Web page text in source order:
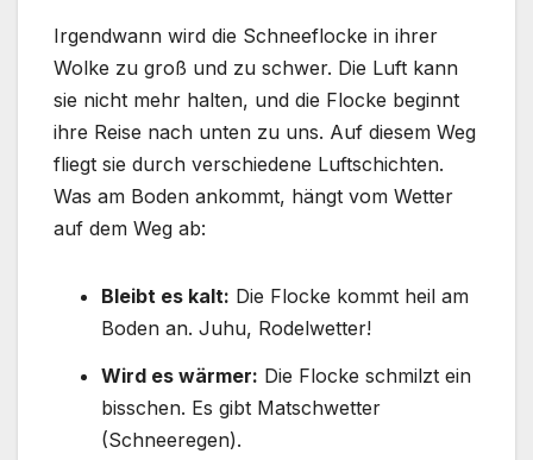
Irgendwann wird die Schneeflocke in ihrer
Wolke zu groß und zu schwer. Die Luft kann
sie nicht mehr halten, und die Flocke beginnt
ihre Reise nach unten zu uns. Auf diesem Weg
fliegt sie durch verschiedene Luftschichten.
Was am Boden ankommt, hängt vom Wetter
auf dem Weg ab:
Bleibt es kalt: Die Flocke kommt heil am
Boden an. Juhu, Rodelwetter!
Wird es wärmer: Die Flocke schmilzt ein
bisschen. Es gibt Matschwetter
(Schneeregen).